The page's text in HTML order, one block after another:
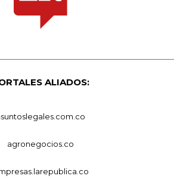
ALIADOS:
agronegocios.co